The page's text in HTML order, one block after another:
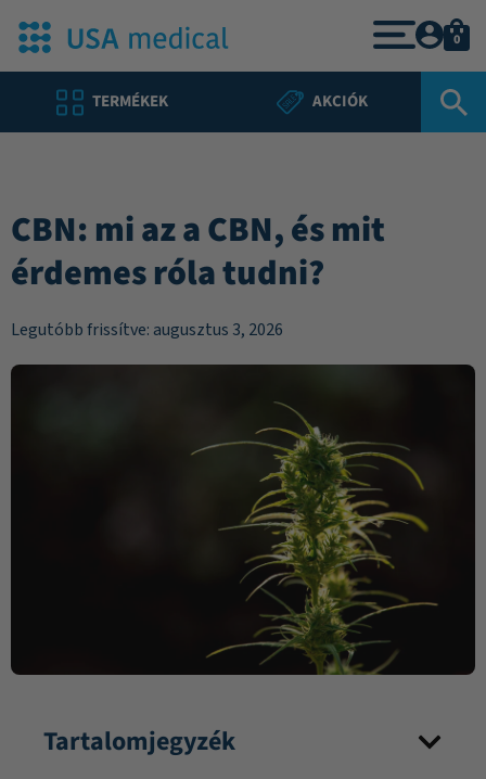
TERMÉKEK AKCIÓK
0
CBN: mi az a CBN, és mit
érdemes róla tudni?
Legutóbb frissítve: augusztus 3, 2026
Tartalomjegyzék